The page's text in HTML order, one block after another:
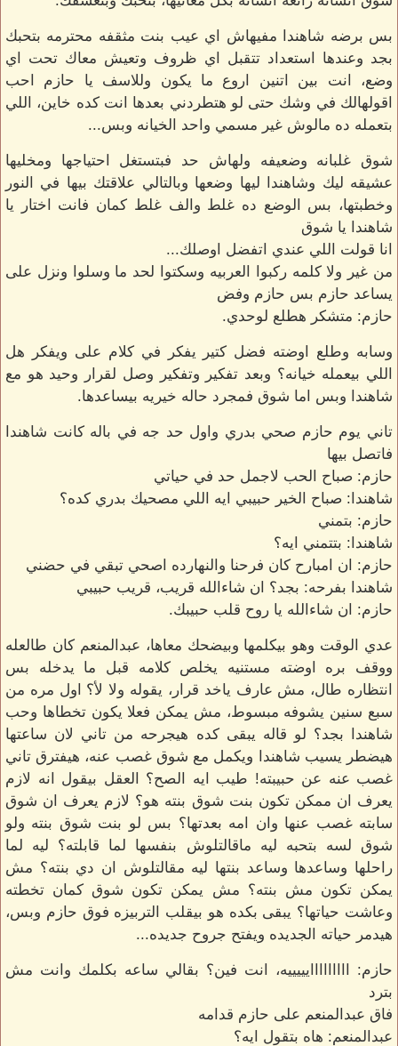
بس برضه شاهندا مفيهاش اي عيب بنت مثقفه محترمه بتحبك
بجد وعندها استعداد تتقبل اي ظروف وتعيش معاك تحت اي
وضع، انت بين اتنين اروع ما يكون وللاسف يا حازم احب
اقولهالك في وشك حتى لو هتطردني بعدها انت كده خاين، اللي
بتعمله ده مالوش غير مسمي واحد الخيانه وبس...
شوق غلبانه وضعيفه ولهاش حد فبتستغل احتياجها ومخليها
عشيقه ليك وشاهندا ليها وضعها وبالتالي علاقتك بيها في النور
وخطبتها، بس الوضع ده غلط والف غلط كمان فانت اختار يا
شاهندا يا شوق
انا قولت اللي عندي اتفضل اوصلك...
من غير ولا كلمه ركبوا العربيه وسكتوا لحد ما وسلوا ونزل على
يساعد حازم بس حازم وفض
حازم: متشكر هطلع لوحدي.
وسابه وطلع اوضته فضل كتير يفكر في كلام على ويفكر هل
اللي بيعمله خيانه؟ وبعد تفكير وتفكير وصل لقرار وحيد هو مع
شاهندا وبس اما شوق فمجرد حاله خيريه بيساعدها.
تاني يوم حازم صحي بدري واول حد جه في باله كانت شاهندا
فاتصل بيها
حازم: صباح الحب لاجمل حد في حياتي
شاهندا: صباح الخير حبيبي ايه اللي مصحيك بدري كده؟
حازم: بتمني
شاهندا: بتتمني ايه؟
حازم: ان امبارح كان فرحنا والنهارده اصحي تبقي في حضني
شاهندا بفرحه: بجد؟ ان شاءالله قريب، قريب حبيبي
حازم: ان شاءالله يا روح قلب حبيبك.
عدي الوقت وهو بيكلمها وبيضحك معاها، عبدالمنعم كان طالعله
ووقف بره اوضته مستنيه يخلص كلامه قبل ما يدخله بس
انتظاره طال، مش عارف ياخد قرار، يقوله ولا لأ؟ اول مره من
سبع سنين يشوفه مبسوط، مش يمكن فعلا يكون تخطاها وحب
شاهندا بجد؟ لو قاله يبقى كده هيجرحه من تاني لان ساعتها
هيضطر يسيب شاهندا ويكمل مع شوق غصب عنه، هيفترق تاني
غصب عنه عن حبيبته! طيب ايه الصح؟ العقل بيقول انه لازم
يعرف ان ممكن تكون بنت شوق بنته هو؟ لازم يعرف ان شوق
سابته غصب عنها وان امه بعدتها؟ بس لو بنت شوق بنته ولو
شوق لسه بتحبه ليه ماقالتلوش بنفسها لما قابلته؟ ليه لما
راحلها وساعدها وساعد بنتها ليه مقالتلوش ان دي بنته؟ مش
يمكن تكون مش بنته؟ مش يمكن تكون شوق كمان تخطته
وعاشت حياتها؟ يبقى بكده هو بيقلب التربيزه فوق حازم وبس،
هيدمر حياته الجديده ويفتح جروح جديده...
حازم: ااااااااايييييه، انت فين؟ بقالي ساعه بكلمك وانت مش
بترد
فاق عبدالمنعم على حازم قدامه
عبدالمنعم: هاه بتقول ايه؟